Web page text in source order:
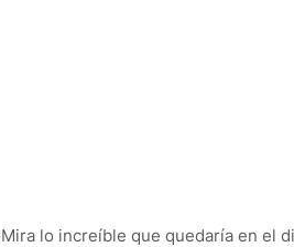
lo increíble que quedaría en el